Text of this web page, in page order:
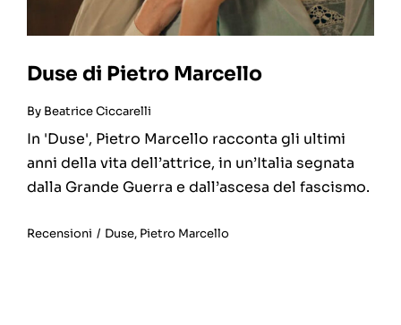
Duse di Pietro Marcello
By Beatrice Ciccarelli
In 'Duse', Pietro Marcello racconta gli ultimi
anni della vita dell’attrice, in un’Italia segnata
dalla Grande Guerra e dall’ascesa del fascismo.
Recensioni / Duse, Pietro Marcello